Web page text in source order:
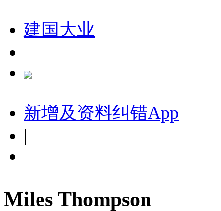
建国大业
新增及资料纠错App
|
Miles Thompson